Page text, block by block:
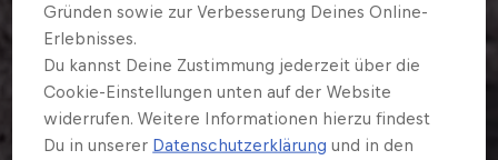
Gründen sowie zur Verbesserung Deines Online-
Erlebnisses.
Du kannst Deine Zustimmung jederzeit über die
Cookie-Einstellungen unten auf der Website
widerrufen. Weitere Informationen hierzu findest
Du in unserer Datenschutzerklärung und in den